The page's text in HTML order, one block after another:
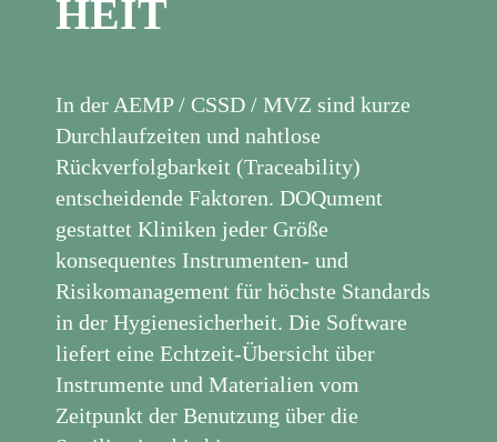
HEIT
In der AEMP / CSSD / MVZ sind kurze
Durchlaufzeiten und nahtlose
Rückverfolgbarkeit (Traceability)
entscheidende Faktoren. DOQument
gestattet Kliniken jeder Größe
konsequentes Instrumenten- und
Risikomanagement für höchste Standards
in der Hygienesicherheit. Die Software
liefert eine Echtzeit-Übersicht über
Instrumente und Materialien vom
Zeitpunkt der Benutzung über die